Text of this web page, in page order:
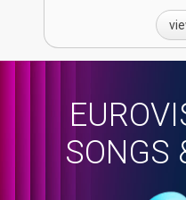
SONGS